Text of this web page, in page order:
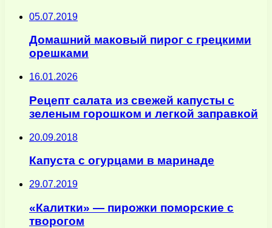
05.07.2019
Домашний маковый пирог с грецкими
орешками
16.01.2026
Рецепт салата из свежей капусты с
зеленым горошком и легкой заправкой
20.09.2018
Капуста с огурцами в маринаде
29.07.2019
«Калитки» — пирожки поморские с
творогом